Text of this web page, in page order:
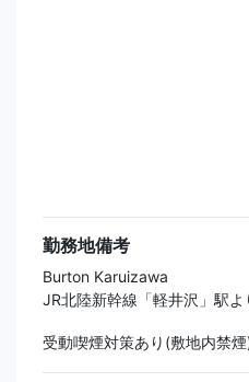
勤務地備考
Burton Karuizawa
JR北陸新幹線「軽井沢」駅
受動喫煙対策あり(敷地内禁煙